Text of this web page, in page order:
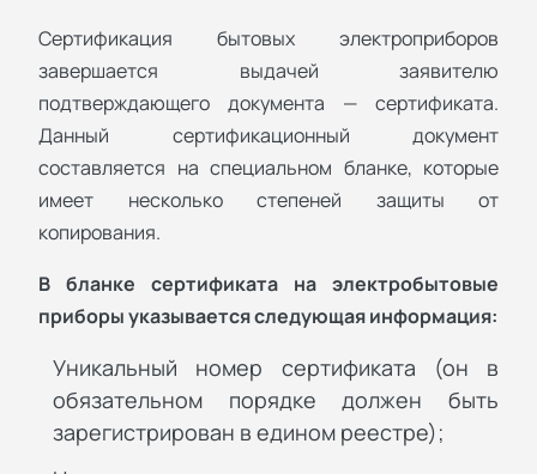
Сертификация бытовых электроприборов
завершается выдачей заявителю
подтверждающего документа — сертификата.
Данный сертификационный документ
составляется на специальном бланке, которые
имеет несколько степеней защиты от
копирования.
В бланке сертификата на электробытовые
приборы указывается следующая информация:
Уникальный номер сертификата (он в
обязательном порядке должен быть
зарегистрирован в едином реестре);